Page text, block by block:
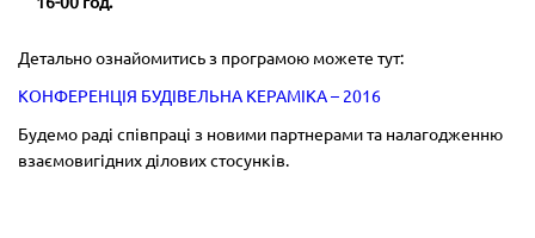
Детально ознайомитись з програмою можете тут:
КОНФЕРЕНЦІЯ БУДІВЕЛЬНА КЕРАМІКА – 2016
Будемо раді співпраці з новими партнерами та налагодженню
взаємовигідних ділових стосунків.